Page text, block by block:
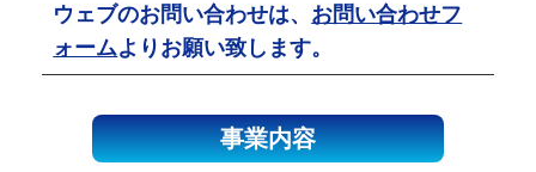
ウェブのお問い合わせは、 お問い合わせフ
ォームよりお願い致します。
事業内容